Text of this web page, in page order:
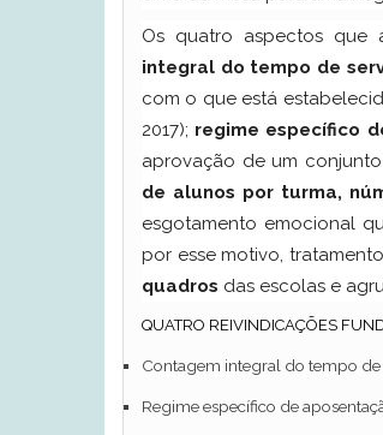
Os quatro aspectos que
integral do tempo de
com o que está
2017); regime específico
aprovação de um
de alunos por turma,
esgotamento emocional
por esse motivo,
quadros das escolas e
QUATRO REIVINDICAÇÕES
Contagem integral do tempo de
Regime específico de